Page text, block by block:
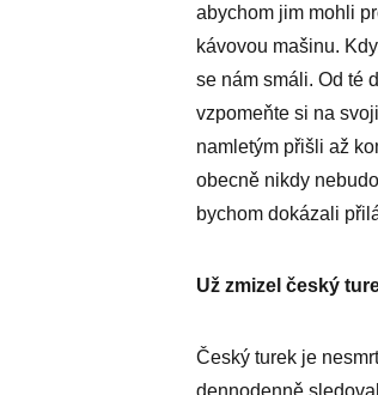
abychom jim mohli
kávovou mašinu.
se nám smáli. Od té
vzpomeňte si na
namletým přišli až
obecně nikdy
bychom dokázali
Už zmizel český
Český turek je
dennodenně